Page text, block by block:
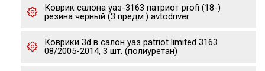
Коврик салона уаз-3163 патриот profi (18-)
резина черный (3 предм.) avtodriver
Коврики 3d в салон уаз patriot limited 3163
08/2005-2014, 3 шт. (полиуретан)